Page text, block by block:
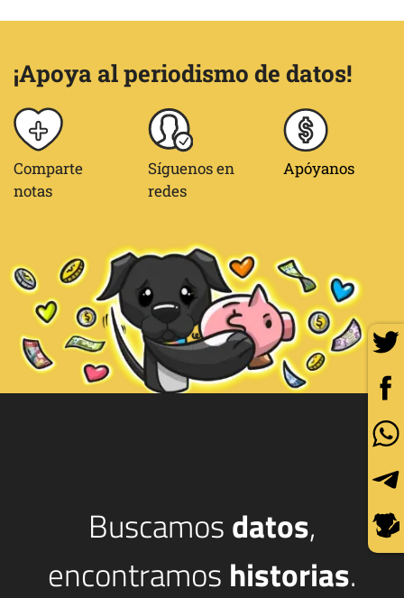
¡Apoya al periodismo de datos!
Comparte
notas
Síguenos en
redes
Apóyanos
Buscamosdatos,
encontramos historias.